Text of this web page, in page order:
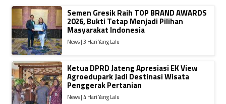
Semen Gresik Raih TOP BRAND AWARDS
2026, Bukti Tetap Menjadi Pilihan
Masyarakat Indonesia
News | 3 Hari Yang Lalu
Ketua DPRD Jateng Apresiasi EK View
Agroedupark Jadi Destinasi Wisata
Penggerak Pertanian
News | 4 Hari Yang Lalu